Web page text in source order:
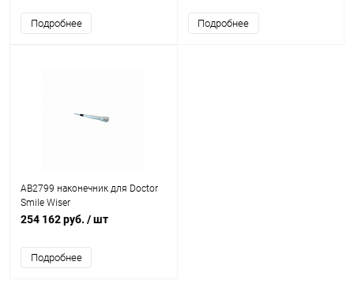
Подробнее Подробнее
AB2799 наконечник для Doctor
Smile Wiser
254 162 руб. / шт
Подробнее